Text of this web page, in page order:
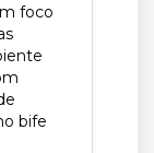
foco
bife